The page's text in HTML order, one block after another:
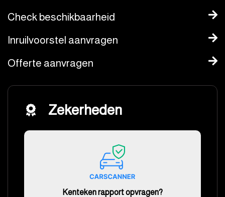
Check beschikbaarheid
Inruilvoorstel aanvragen
Offerte aanvragen
Zekerheden
Kenteken rapport opvragen?